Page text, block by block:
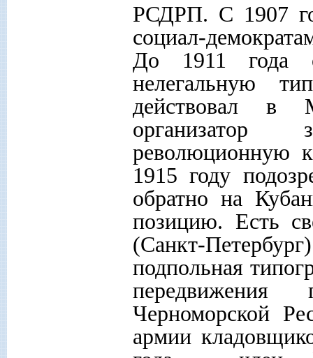
РСДРП. С 1907
социал-
До 1911 года
нелегальную
действовал в
организатор
революционную
1915 году
обратно на
позицию. Есть
(Санкт-
подпольная
Черноморской
армии